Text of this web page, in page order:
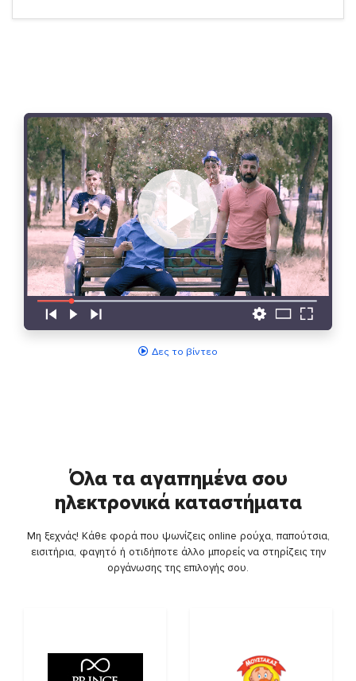
Δες το βίντεο
Όλα τα αγαπημένα σου
ηλεκτρονικά καταστήματα
Μη ξεχνάς! Κάθε φορά που ψωνίζεις online ρούχα, παπούτσια,
εισιτήρια, φαγητό ή οτιδήποτε άλλο μπορείς να στηρίζεις την
οργάνωσης της επιλογής σου.